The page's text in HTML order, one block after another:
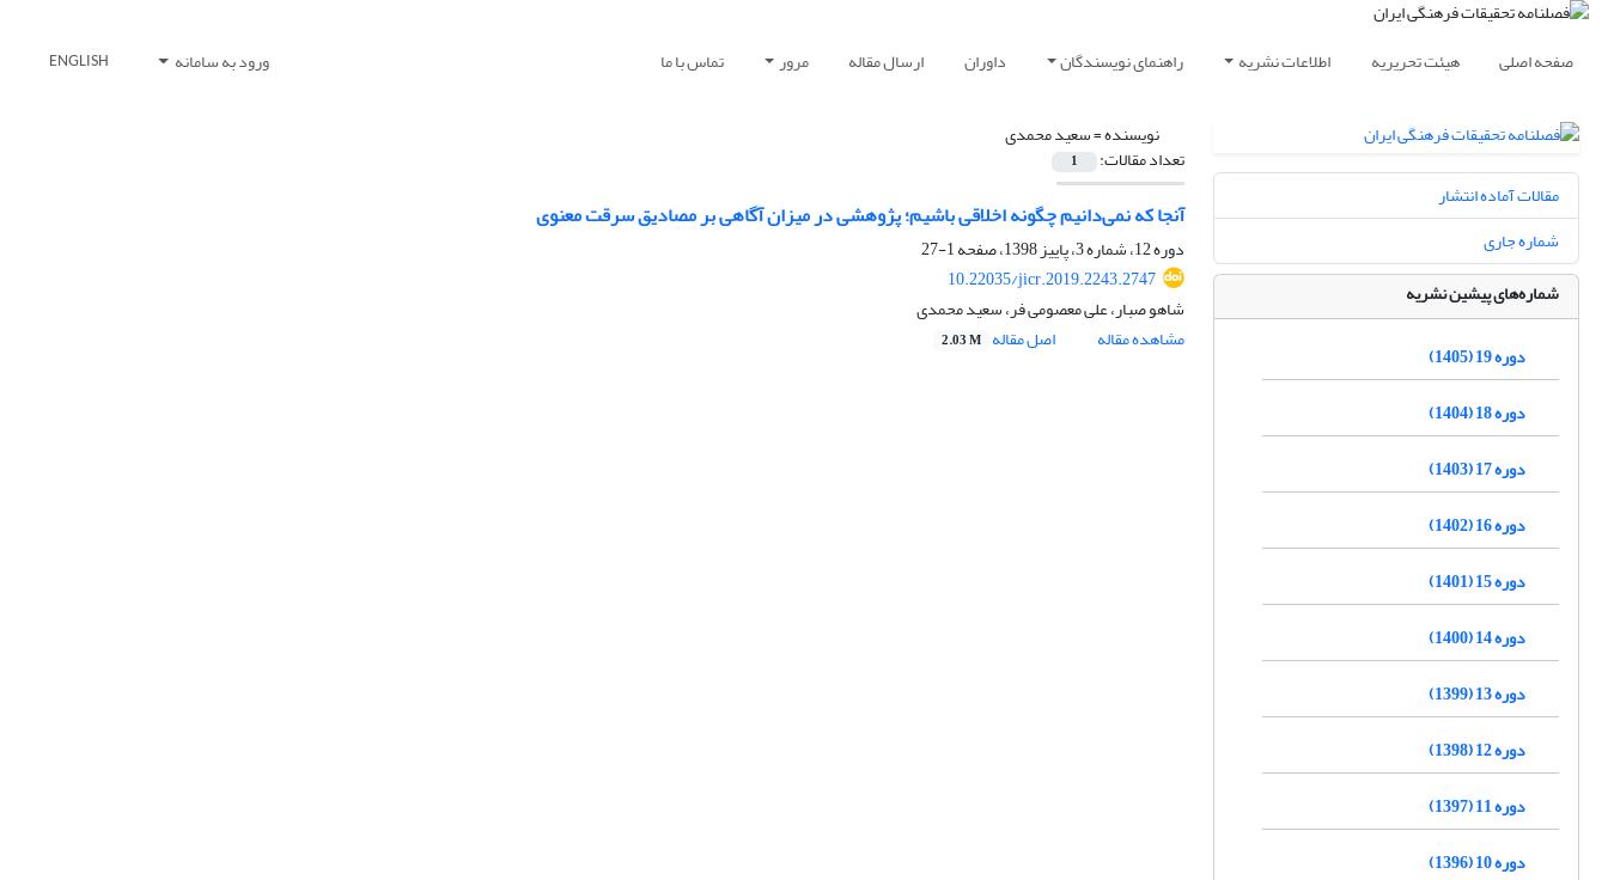
صفحه اصلی هیئت تحریریه اطلاعات نشریه راهنمای نویسندگان داوران ارسال مقاله مرور تماس با ما ورود به سامانه ENGLISH
نویسنده =سعید محمدی
تعداد مقالات: 1
آنجا که نمی‌دانیم چگونه اخلاقی باشیم؛ پژوهشی در میزان آگاهی بر مصادیق سرقت معنوی
دوره 12، شماره 3، پاییز 1398، صفحه
1-27
10.22035/jicr.2019.2243.2747
شاهو صبار، علی معصومی فر، سعید محمدی
مشاهده مقاله
اصل مقاله 2.03 M
مقالات آماده انتشار
شماره جاری
شماره‌های پیشین نشریه
دوره 19 (1405)
دوره 18 (1404)
دوره 17 (1403)
دوره 16 (1402)
دوره 15 (1401)
دوره 14 (1400)
دوره 13 (1399)
دوره 12 (1398)
دوره 11 (1397)
دوره 10 (1396)